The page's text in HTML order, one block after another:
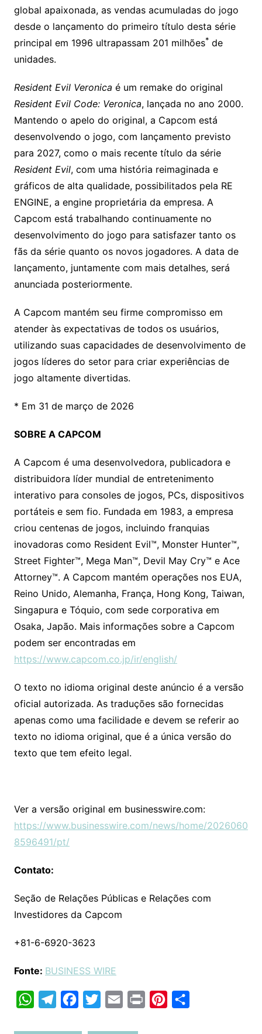
global apaixonada, as vendas acumuladas do jogo
desde o lançamento do primeiro título desta série
principal em 1996 ultrapassam 201 milhões*de
unidades.
Resident Evil Veronica é um remake do original
Resident Evil Code: Veronica, lançada no ano 2000.
Mantendo o apelo do original, a Capcom está
desenvolvendo o jogo, com lançamento previsto
para 2027, como o mais recente título da série
Resident Evil, com uma história reimaginada e
gráficos de alta qualidade, possibilitados pela RE
ENGINE, a engine proprietária da empresa. A
Capcom está trabalhando continuamente no
desenvolvimento do jogo para satisfazer tanto os
fãs da série quanto os novos jogadores. A data de
lançamento, juntamente com mais detalhes, será
anunciada posteriormente.
A Capcom mantém seu firme compromisso em
atender às expectativas de todos os usuários,
utilizando suas capacidades de desenvolvimento de
jogos líderes do setor para criar experiências de
jogo altamente divertidas.
* Em 31 de março de 2026
SOBRE A CAPCOM
A Capcom é uma desenvolvedora, publicadora e
distribuidora líder mundial de entretenimento
interativo para consoles de jogos, PCs, dispositivos
portáteis e sem fio. Fundada em 1983, a empresa
criou centenas de jogos, incluindo franquias
inovadoras como Resident Evil™, Monster Hunter™,
Street Fighter™, Mega Man™, Devil May Cry™ e Ace
Attorney™. A Capcom mantém operações nos EUA,
Reino Unido, Alemanha, França, Hong Kong, Taiwan,
Singapura e Tóquio, com sede corporativa em
Osaka, Japão. Mais informações sobre a Capcom
podem ser encontradas em
https://www.capcom.co.jp/ir/english/
O texto no idioma original deste anúncio é a versão
oficial autorizada. As traduções são fornecidas
apenas como uma facilidade e devem se referir ao
texto no idioma original, que é a única versão do
texto que tem efeito legal.
Ver a versão original em businesswire.com:
https://www.businesswire.com/news/home/2026060
8596491/pt/
Contato:
Seção de Relações Públicas e Relações com
Investidores da Capcom
+81-6-6920-3623
Fonte: BUSINESS WIRE
W